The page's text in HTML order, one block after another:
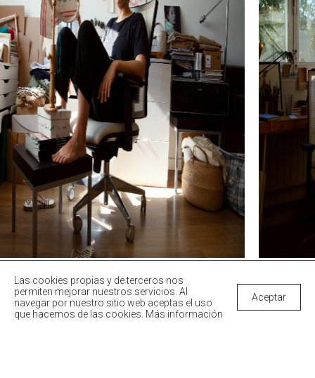
Fotografía de Ana Paes
Las cookies propias y de terceros nos
permiten mejorar nuestros servicios. Al
navegar por nuestro sitio web aceptas el uso
que hacemos de las cookies. Más información
Aceptar